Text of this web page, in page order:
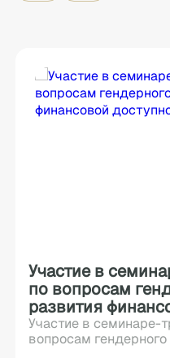
Участие в
по вопросам
развития
Участие в семинаре-
вопросам